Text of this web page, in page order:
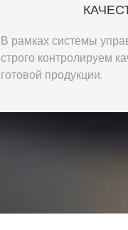
В рамках системы
строго контролируем
готовой продукции.